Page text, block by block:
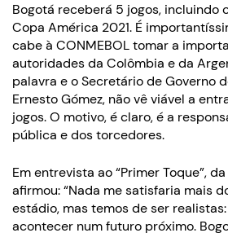
Bogotá receberá 5 jogos, incluindo
Copa América 2021. É
cabe à CONMEBOL tomar a
autoridades da Colômbia e da
palavra e o Secretário de Governo
Ernesto Gómez, não vê viável a
jogos. O motivo, é claro, é a
pública e dos torcedores.
Em entrevista ao “Primer Toque”,
afirmou: “Nada me satisfaria mais
estádio, mas temos de ser
acontecer num futuro próximo.